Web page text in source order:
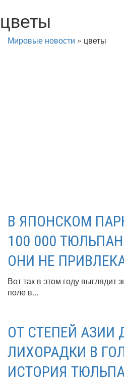
цветы
Мировые новости » цветы
В ЯПОНСКОМ
100 000
ОНИ НЕ
Вот так в этом году выглядит
поле в...
ОТ СТЕПЕЙ АЗИИ
ЛИХОРАДКИ В
ИСТОРИЯ